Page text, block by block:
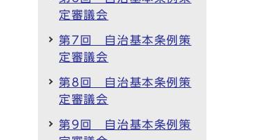
定審議会
第7回 自治基本条例策
定審議会
第8回 自治基本条例策
定審議会
第9回 自治基本条例策